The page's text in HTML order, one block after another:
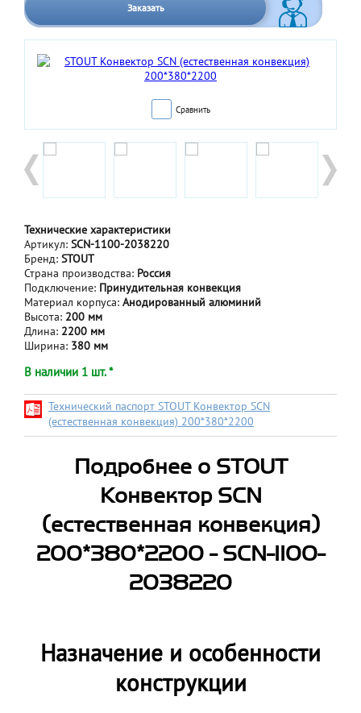
Заказать
Сравнить
Технические характеристики
Артикул: SCN-1100-2038220
Бренд: STOUT
Страна производства: Россия
Подключение: Принудительная конвекция
Материал корпуса: Анодированный алюминий
Высота: 200 мм
Длина: 2200 мм
Ширина: 380 мм
В наличии 1 шт. *
Технический паспорт STOUT Конвектор SCN
(естественная конвекция) 200*380*2200
Подробнее о STOUT
Конвектор SCN
(естественная конвекция)
200*380*2200 - SCN-1100-
2038220
Назначение и особенности
конструкции